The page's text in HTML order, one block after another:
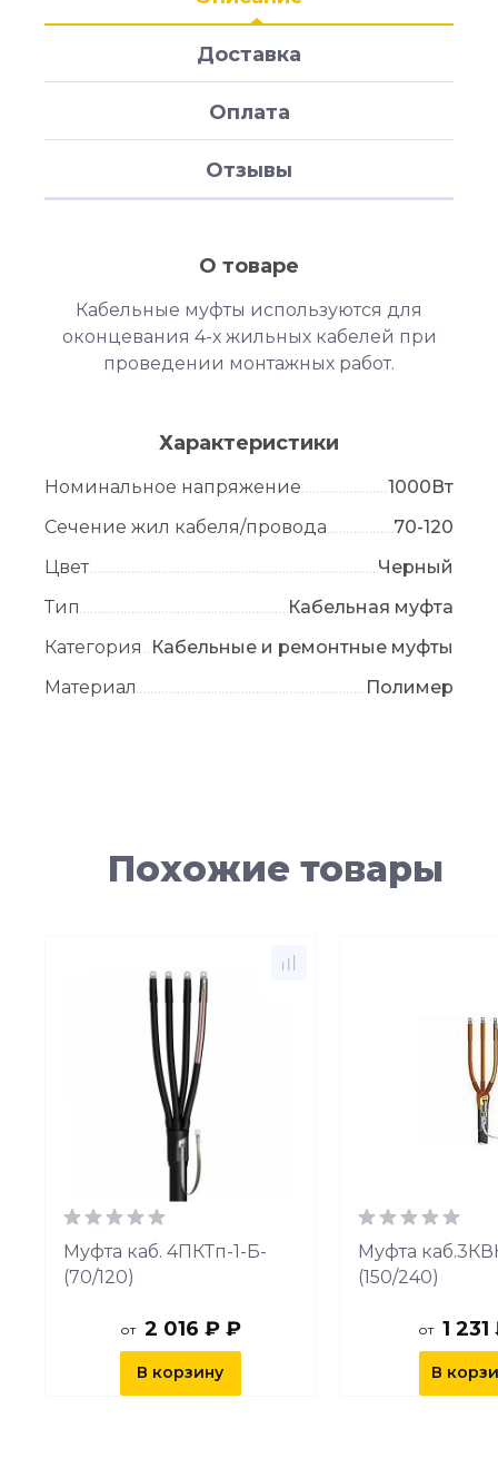
Доставка
Оплата
Отзывы
О товаре
Кабельные муфты используются для
оконцевания 4-х жильных кабелей при
проведении монтажных работ.
Характеристики
Номинальное напряжение
1000Вт
Сечение жил кабеля/провода
70-120
Цвет
Черный
Тип
Кабельная муфта
Категория
Кабельные и ремонтные муфты
Материал
Полимер
Похожие товары
Муфта каб. 4ПКТп-1-Б-
(70/120)
от 2 016 ₽ ₽
В корзину
Муфта
(150/240)
от 1
В